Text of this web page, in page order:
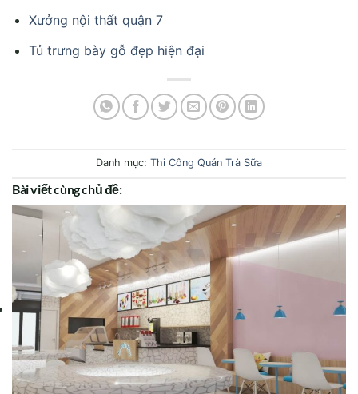
Xưởng nội thất quận 7
Tủ trưng bày gỗ đẹp hiện đại
Danh mục: Thi Công Quán Trà Sữa
Bài viết cùng chủ đề: